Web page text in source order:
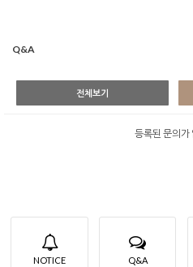
Q&A
전체보기
등록된 문의가
NOTICE Q&A